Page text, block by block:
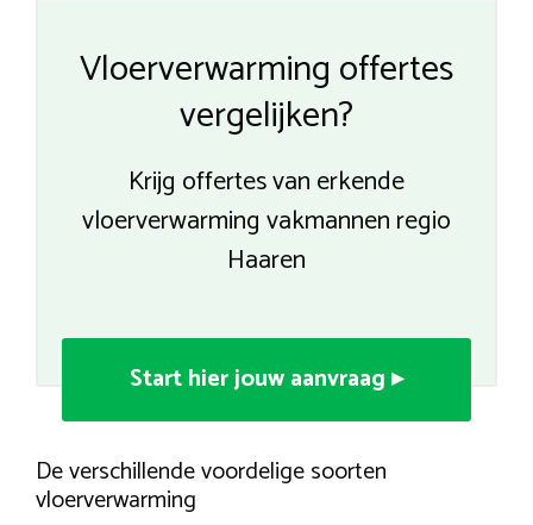
Vloerverwarming offertes
vergelijken?
Krijg offertes van erkende
vloerverwarming vakmannen regio
Haaren
Start hier jouw aanvraag ▸
De verschillende voordelige soorten
vloerverwarming